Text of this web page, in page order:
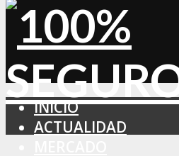
INICIO
ACTUALIDAD